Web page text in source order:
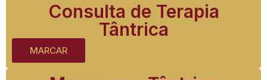
Consulta de Terapia
Tântrica
MARCAR